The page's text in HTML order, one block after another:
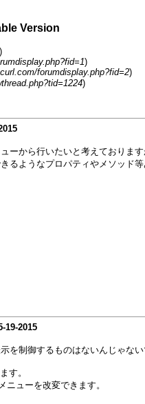
Version
)
forumdisplay.php?fid=2)
)
ーから行いたいと考えておりま
るようなプロパティやメソッド等
19-2015
を制御するものはないんじゃない
す。
ューを改変できます。